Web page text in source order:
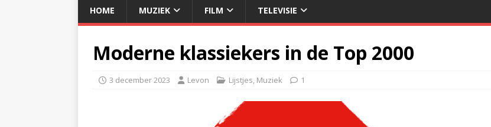
HOME MUZIEK FILM TELEVISIE
Moderne klassiekers in de Top 2000
3 december 2023 Levon Lijstjes, Muziek 1